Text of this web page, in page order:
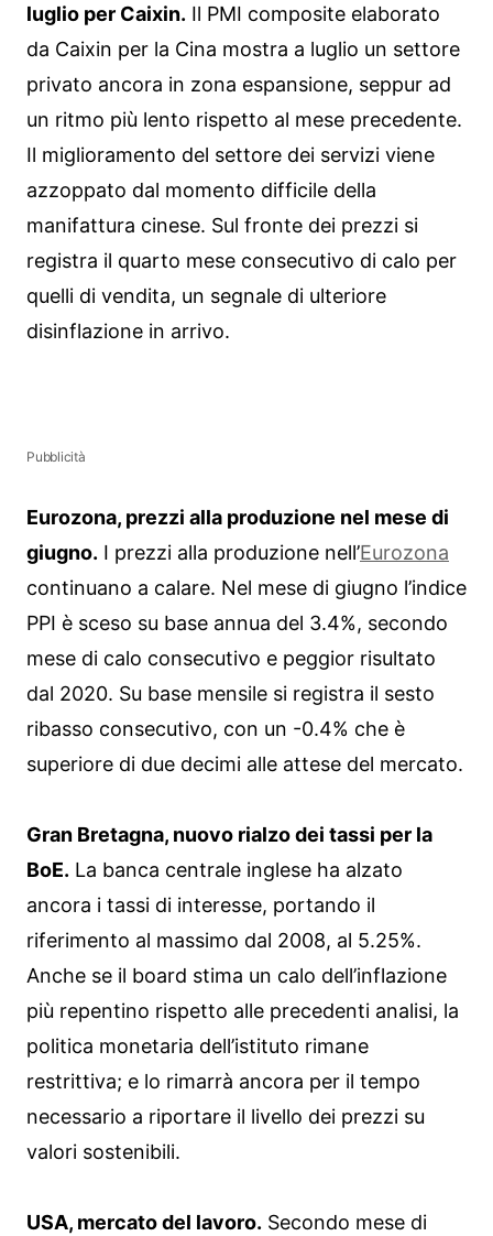
luglio per Caixin. Il PMI composite elaborato
da Caixin per la Cina mostra a luglio un settore
privato ancora in zona espansione, seppur ad
un ritmo più lento rispetto al mese precedente.
Il miglioramento del settore dei servizi viene
azzoppato dal momento difficile della
manifattura cinese. Sul fronte dei prezzi si
registra il quarto mese consecutivo di calo per
quelli di vendita, un segnale di ulteriore
disinflazione in arrivo.
Pubblicità
Eurozona, prezzi alla produzione nel mese di
giugno. I prezzi alla produzione nell’Eurozona
continuano a calare. Nel mese di giugno l’indice
PPI è sceso su base annua del 3.4%, secondo
mese di calo consecutivo e peggior risultato
dal 2020. Su base mensile si registra il sesto
ribasso consecutivo, con un -0.4% che è
superiore di due decimi alle attese del mercato.
Gran Bretagna, nuovo rialzo dei tassi per la
BoE. La banca centrale inglese ha alzato
ancora i tassi di interesse, portando il
riferimento al massimo dal 2008, al 5.25%.
Anche se il board stima un calo dell’inflazione
più repentino rispetto alle precedenti analisi, la
politica monetaria dell’istituto rimane
restrittiva; e lo rimarrà ancora per il tempo
necessario a riportare il livello dei prezzi su
valori sostenibili.
USA, mercato del lavoro. Secondo mese di